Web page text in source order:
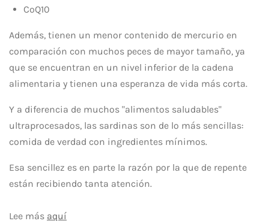
CoQ10
Además, tienen un menor contenido de mercurio en
comparación con muchos peces de mayor tamaño, ya
que se encuentran en un nivel inferior de la cadena
alimentaria y tienen una esperanza de vida más corta.
Y a diferencia de muchos "alimentos saludables"
ultraprocesados, las sardinas son de lo más sencillas:
comida de verdad con ingredientes mínimos.
Esa sencillez es en parte la razón por la que de repente
están recibiendo tanta atención.
Lee más aquí